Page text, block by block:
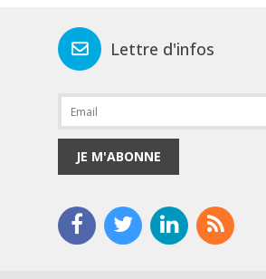
Lettre d'infos
JE M'ABONNE